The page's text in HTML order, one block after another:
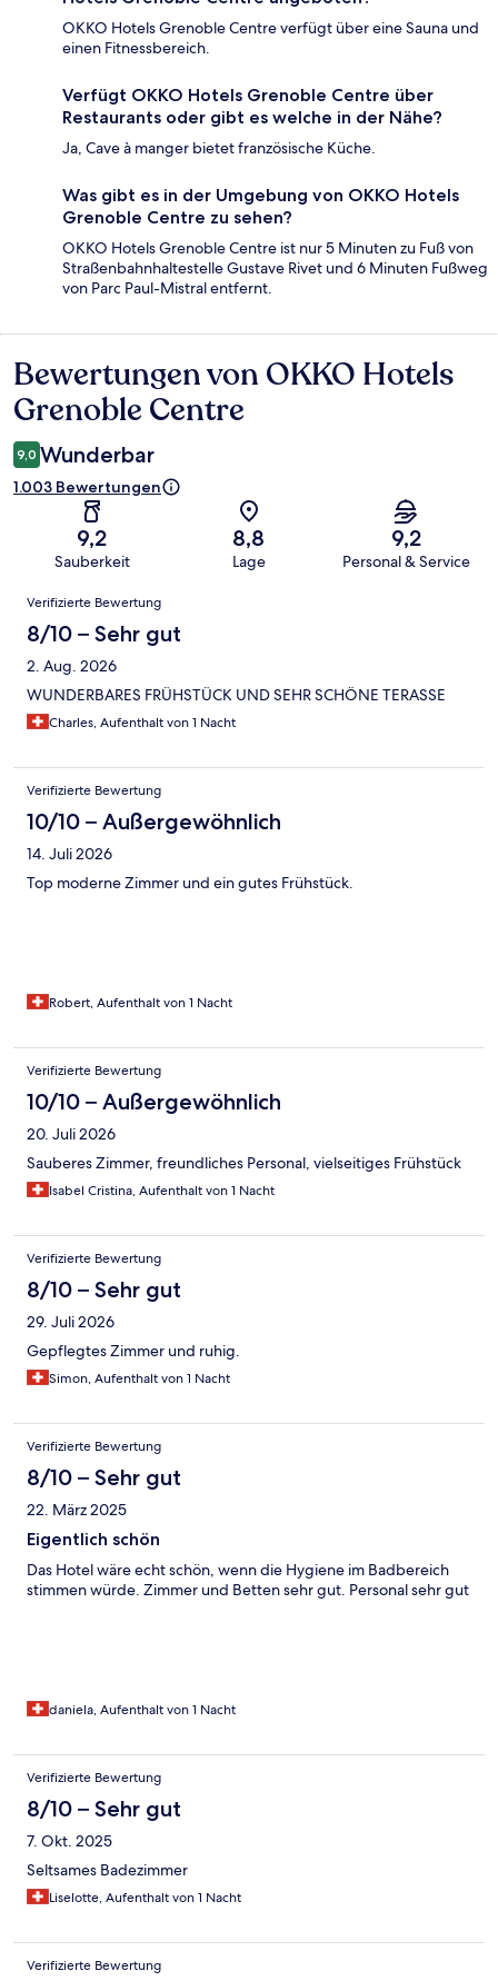
OKKO Hotels Grenoble Centre verfügt über eine Sauna und
einen Fitnessbereich.
Verfügt OKKO Hotels Grenoble Centre über
Restaurants oder gibt es welche in der Nähe?
Ja, Cave à manger bietet französische Küche.
Was gibt es in der Umgebung von OKKO Hotels
Grenoble Centre zu sehen?
OKKO Hotels Grenoble Centre ist nur 5 Minuten zu Fuß von
Straßenbahnhaltestelle Gustave Rivet und 6 Minuten Fußweg
von Parc Paul-Mistral entfernt.
Bewertungen
Bewertungen von OKKO Hotels
Grenoble Centre
9,0 Wunderbar
1.003 Bewertungen
9,2
Sauberkeit
8,8
Lage
9,2
Personal & Service
Bewertungen
Verifizierte Bewertung
8/10 – Sehr gut
2. Aug. 2026
WUNDERBARES FRÜHSTÜCK UND SEHR SCHÖNE TERASSE
Charles, Aufenthalt von 1 Nacht
Verifizierte Bewertung
10/10 – Außergewöhnlich
14. Juli 2026
Top moderne Zimmer und ein gutes Frühstück.
Robert, Aufenthalt von 1 Nacht
Verifizierte Bewertung
10/10 – Außergewöhnlich
20. Juli 2026
Sauberes Zimmer, freundliches Personal, vielseitiges Frühstück
Isabel Cristina, Aufenthalt von 1 Nacht
Verifizierte Bewertung
8/10 – Sehr gut
29. Juli 2026
Gepflegtes Zimmer und ruhig.
Simon, Aufenthalt von 1 Nacht
Verifizierte Bewertung
8/10 – Sehr gut
22. März 2025
Eigentlich schön
Das Hotel wäre echt schön, wenn die Hygiene im Badbereich
stimmen würde. Zimmer und Betten sehr gut. Personal sehr gut
daniela, Aufenthalt von 1 Nacht
Verifizierte Bewertung
8/10 – Sehr gut
7. Okt. 2025
Seltsames Badezimmer
Liselotte, Aufenthalt von 1 Nacht
Verifizierte Bewertung